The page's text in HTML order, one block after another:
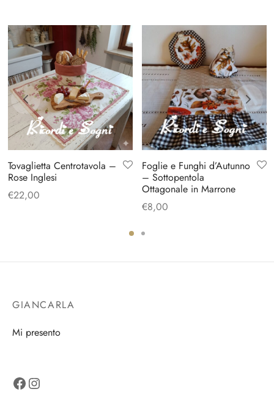
Tovaglietta Centrotavola –
Rose Inglesi
€22,00
Foglie e Funghi d’Autunno
– Sottopentola
Ottagonale in Marrone
€8,00
GIANCARLA
Mi presento
Facebook